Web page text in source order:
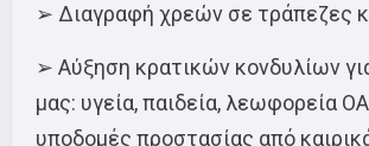
➢ Διαγραφή χρεών σε τράπεζες
➢ Αύξηση κρατικών κονδυλίων
μας: υγεία, παιδεία, λεωφορεία
υποδομές προστασίας από